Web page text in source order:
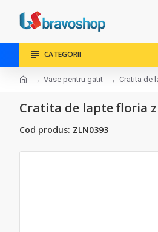
CATEGORII
Vase pentru gatit Cratita de
Cratita de lapte floria
Cod produs: ZLN0393